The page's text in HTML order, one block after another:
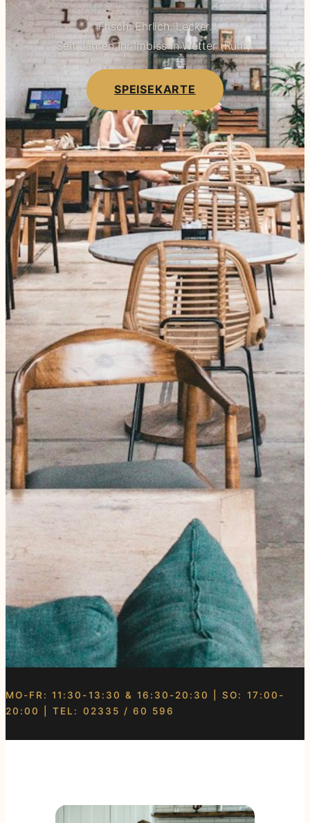
Frisch. Ehrlich. Lecker.
Seit Jahren Ihr Imbiss in Wetter (Ruhr).
SPEISEKARTE
MO-FR: 11:30-13:30 & 16:30-20:30 | SO: 17:00-
20:00 | TEL: 02335 / 60 596